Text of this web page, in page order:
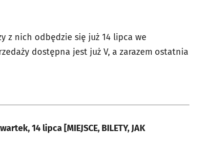
z nich odbędzie się już 14 lipca we
dostępna jest już V, a zarazem ostatnia
14 lipca [MIEJSCE, BILETY, JAK